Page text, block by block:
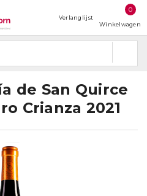
Verlanglijst
0
Winkelwagen
de San Quirce
Crianza 2021